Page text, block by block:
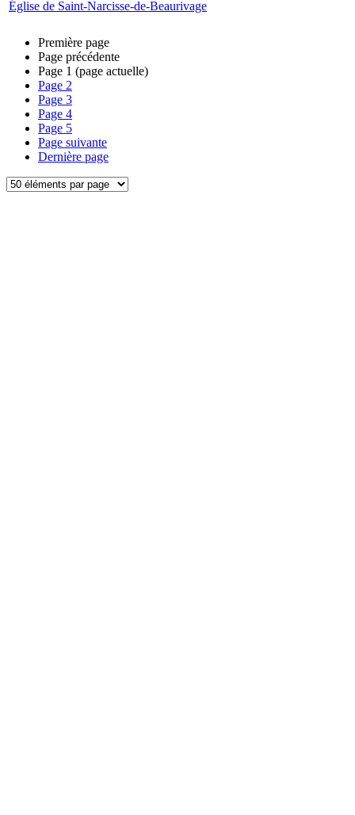
Église de Saint-Narcisse-de-Beaurivage
Première page
Page précédente
Page 1 (page actuelle)
Page 2
Page 3
Page 4
Page 5
Page suivante
Dernière page